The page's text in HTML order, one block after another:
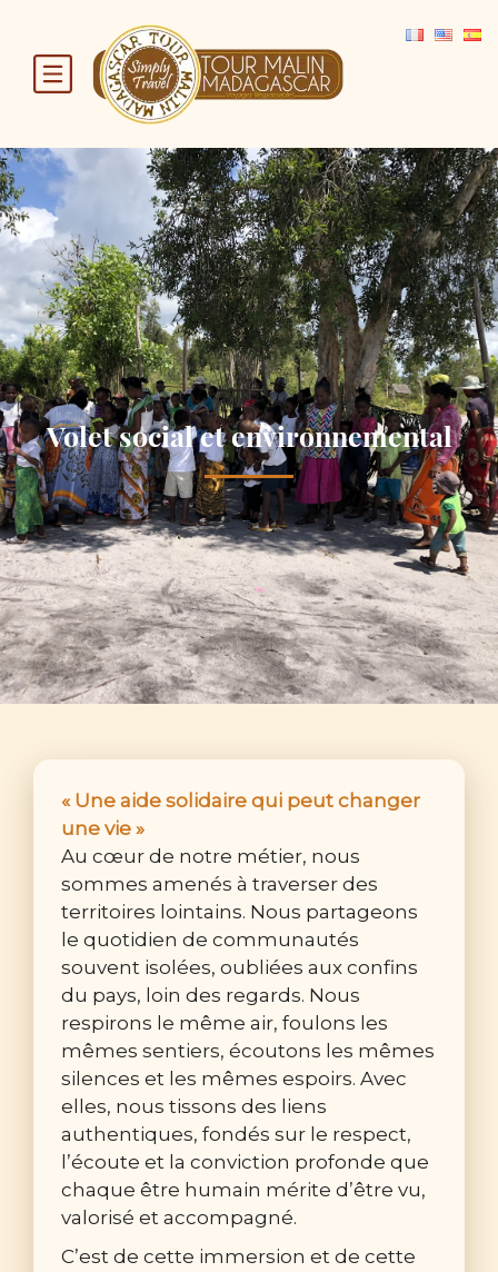
Volet social et environnemental
« Une aide solidaire qui peut changer
une vie »
Au cœur de notre métier, nous
sommes amenés à traverser des
territoires lointains. Nous partageons
le quotidien de communautés
souvent isolées, oubliées aux confins
du pays, loin des regards. Nous
respirons le même air, foulons les
mêmes sentiers, écoutons les mêmes
silences et les mêmes espoirs. Avec
elles, nous tissons des liens
authentiques, fondés sur le respect,
l’écoute et la conviction profonde que
chaque être humain mérite d’être vu,
valorisé et accompagné.
C’est de cette immersion et de cette